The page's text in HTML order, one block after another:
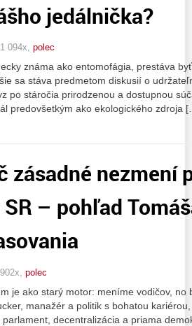
jedálnička?
094x, polec
známa ako entomofágia, prestáva
sa stáva predmetom diskusií o
po stáročia prirodzenou a dostupnou
predovšetkým ako ekologického zdroja
zásadné nezmení
– pohľad
polec
je ako starý motor: meníme vodičov, no
manažér a politik s bohatou
decentralizácia a priama